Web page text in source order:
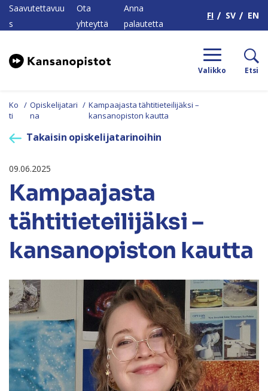
Saavutettavuu
s
Ota
yhteyttä
Anna
palautetta
FI SV EN
Valikko Etsi
Ko
ti
/ Opiskelijatari
na
/ Kampaajasta tähtitieteilijäksi –
kansanopiston kautta
Takaisin opiskelijatarinoihin
09.06.2025
Kampaajasta
tähtitieteilijäksi –
kansanopiston kautta